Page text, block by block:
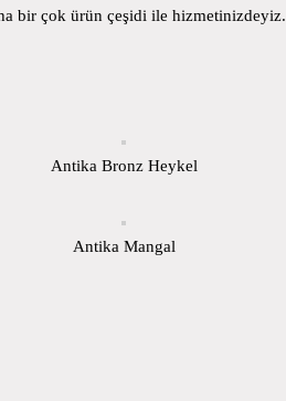
bir çok ürün çeşidi ile hizmetinizdeyiz.
Antika Bronz Heykel
Antika Mangal